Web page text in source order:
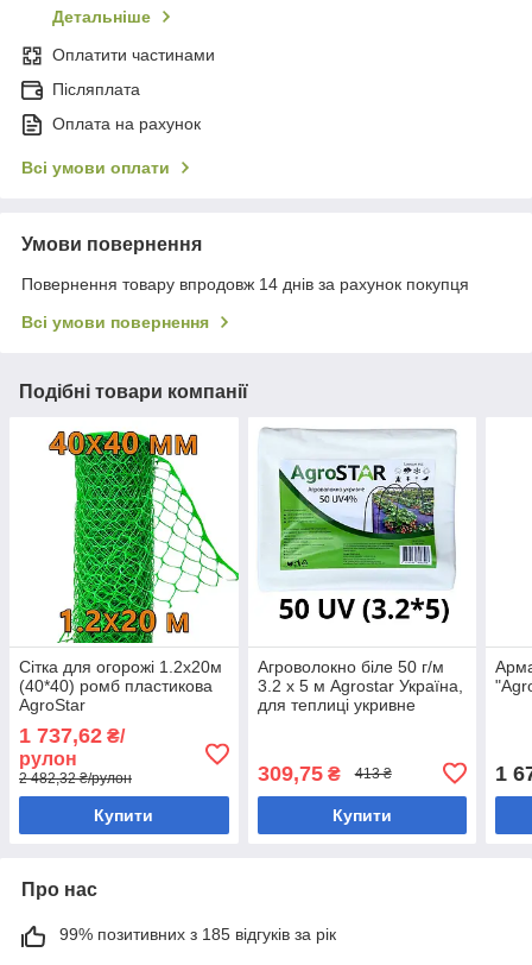
Детальніше
Оплатити частинами
Післяплата
Оплата на рахунок
Всі умови оплати
Умови повернення
Повернення товару впродовж 14 днів за рахунок покупця
Всі умови повернення
Подібні товари компанії
Сітка для огорожі 1.2х20м
(40*40) ромб пластикова
AgroStar
1 737,62 ₴/
рулон
2 482,32 ₴/рулон
Купити
Агроволокно біле 50 г/м
3.2 х 5 м Agrostar Україна,
для теплиці укривне
309,75₴ 413 ₴
Купити
1
Про нас
99% позитивних з 185 відгуків за рік